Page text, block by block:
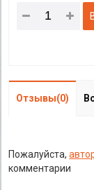
Отзывы(0)
Пожалуйста,
комментарии